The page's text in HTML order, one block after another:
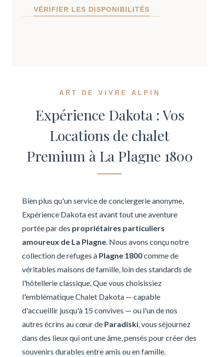
VÉRIFIER LES DISPONIBILITÉS
ART DE VIVRE ALPIN
Expérience Dakota : Vos
Locations de chalet
Premium à La Plagne 1800
Bien plus qu'un service de conciergerie anonyme,
Expérience Dakota est avant tout une aventure
portée par des propriétaires particuliers
amoureux de La Plagne. Nous avons conçu notre
collection de refuges à Plagne 1800comme de
véritables maisons de famille, loin des standards de
l'hôtellerie classique. Que vous choisissiez
l'emblématique Chalet Dakota — capable
d'accueillir jusqu'à 15 convives — ou l'un de nos
autres écrins au cœur de Paradiski, vous séjournez
dans des lieux qui ont une âme, pensés pour créer des
souvenirs durables entre amis ou en famille.